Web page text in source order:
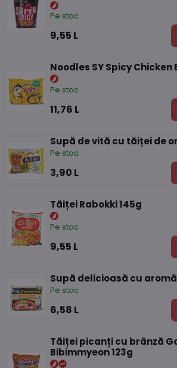
Pe stoc
9,55 L
Noodles SY Spicy Chicken
Pe stoc
11,76 L
Supă de vită cu tăiței de
Pe stoc
3,90 L
Tăiței Rabokki 145g
Pe stoc
9,55 L
Supă delicioasă cu aromă
Pe stoc
6,58 L
Tăiței picanți cu brânză
Bibimmyeon 123g